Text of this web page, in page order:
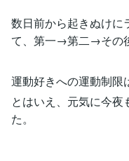
数日前から起きぬけに
て、第一→第二→その
運動好きへの運動制限
とはいえ、元気に今夜
た。